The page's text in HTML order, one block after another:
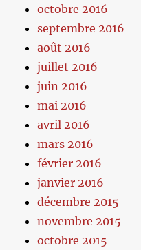
octobre 2016
septembre 2016
août 2016
juillet 2016
juin 2016
mai 2016
avril 2016
mars 2016
février 2016
janvier 2016
décembre 2015
novembre 2015
octobre 2015